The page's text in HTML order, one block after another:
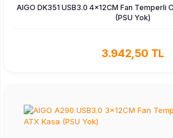
AIGO DK351 USB3.0 4×12CM Fan Temperli
(PSU Yok)
3.942,50 TL